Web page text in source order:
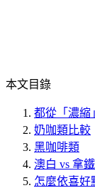
本文目錄
都從「濃縮
奶咖類比較
黑咖啡類
澳白 vs 拿
怎麼依喜好